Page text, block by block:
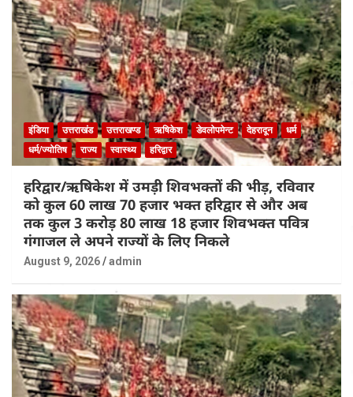
इंडिया उत्तराखंड उत्तराखण्ड ऋषिकेश डेवलोपमेन्ट देहरादून
धर्म
धर्म/ज्योतिष
राज्य स्वास्थ्य हरिद्वार
हरिद्वार/ऋषिकेश में उमड़ी शिवभक्तों की भीड़, रविवार
को कुल 60 लाख 70 हजार भक्त हरिद्वार से और अब
तक कुल 3 करोड़ 80 लाख 18 हजार शिवभक्त पवित्र
गंगाजल ले अपने राज्यों के लिए निकले
August 9, 2026 admin